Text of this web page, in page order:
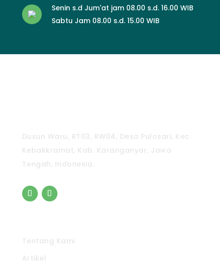
Senin s.d Jum'at jam 08.00 s.d. 16.00 WIB
Sabtu Jam 08.00 s.d. 15.00 WIB
Dusun Waru, RT03, RW04, Desa Pulosari, Kec.
Kebakkramat, Kab. Karanganyar, Jawa
Tengah, Indonesia.
Tentang Kami
Artikel